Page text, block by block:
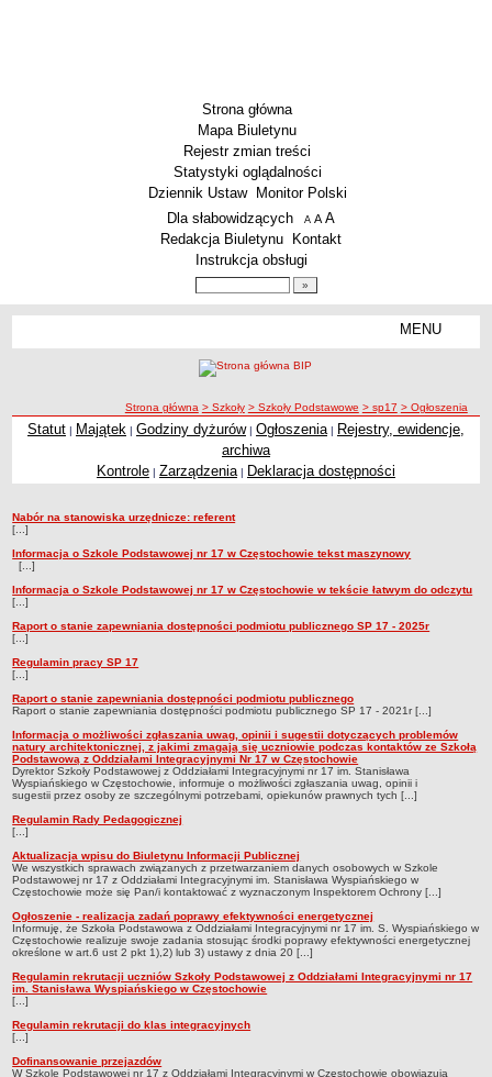
Strona główna
Mapa Biuletynu
Rejestr zmian treści
Statystyki oglądalności
Dziennik Ustaw
Monitor Polski
Menu dodatkowe
Dla słabowidzących A pomniejsz czcionkę
A standardowy rozmiar czcionki
A
Redakcja Biuletynu
Kontakt
Instrukcja obsługi
MENU
Zespoły Szkół
Techniczne Zakłady Naukowe
Przedszkola Miejskie
Zlikwidowane gimnazja
Przekształcone szkoły i placówki
Wielofunkcyjna Placówka
Specjalny Ośrodek nr 1
Specjalny Ośrodek nr 5
Dane podstawowe
Statut
Majątek
Ogłoszenie
Zarządzenia
Kontrole
Rejestry, ewidencje, archiwa
Sprawozdania
PORADNIE PSYCHOLOGICZNO-PEDAGOGICZNE
ścieżka nawigacji
Strona główna > Szkoły > Szkoły Podstawowe > sp17 > Ogłoszenia
Ogłoszenia
Statut | Majątek | Godziny dyżurów| Ogłoszenia | Rejestry, ewidencje,
archiwa
Kontrole | Zarządzenia | Deklaracja dostępności
Ogłoszenia
Nabór na stanowiska urzędnicze: referent
[...]
Informacja o Szkole Podstawowej nr 17 w Częstochowie tekst maszynowy
[...]
Informacja o Szkole Podstawowej nr 17 w Częstochowie w tekście łatwym do odczytu
[...]
Raport o stanie zapewniania dostępności podmiotu publicznego SP 17 - 2025r
[...]
Regulamin pracy SP 17
[...]
Raport o stanie zapewniania dostępności podmiotu publicznego
Raport o stanie zapewniania dostępności podmiotu publicznego SP 17 - 2021r [...]
Informacja o możliwości zgłaszania uwag, opinii i sugestii dotyczących problemów
natury architektonicznej, z jakimi zmagają się uczniowie podczas kontaktów ze Szkołą
Podstawową z Oddziałami Integracyjnymi Nr 17 w Częstochowie
Dyrektor Szkoły Podstawowej z Oddziałami Integracyjnymi nr 17 im. Stanisława
Wyspiańskiego w Częstochowie, informuje o możliwości zgłaszania uwag, opinii i
sugestii przez osoby ze szczególnymi potrzebami, opiekunów prawnych tych [...]
Regulamin Rady Pedagogicznej
[...]
Aktualizacja wpisu do Biuletynu Informacji Publicznej
We wszystkich sprawach związanych z przetwarzaniem danych osobowych w Szkole
Podstawowej nr 17 z Oddziałami Integracyjnymi im. Stanisława Wyspiańskiego w
Częstochowie może się Pan/i kontaktować z wyznaczonym Inspektorem Ochrony [...]
Ogłoszenie - realizacja zadań poprawy efektywności energetycznej
Informuję, że Szkoła Podstawowa z Oddziałami Integracyjnymi nr 17 im. S. Wyspiańskiego w
Częstochowie realizuje swoje zadania stosując środki poprawy efektywności energetycznej
określone w art.6 ust 2 pkt 1),2) lub 3) ustawy z dnia 20 [...]
Regulamin rekrutacji uczniów Szkoły Podstawowej z Oddziałami Integracyjnymi nr 17
im. Stanisława Wyspiańskiego w Częstochowie
[...]
Regulamin rekrutacji do klas integracyjnych
[...]
Dofinansowanie przejazdów
W Szkole Podstawowej nr 17 z Oddziałami Integracyjnymi w Częstochowie obowiązują